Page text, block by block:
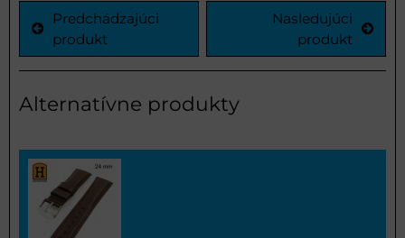
Predchádzajúci
produkt
Nasledujúci
produkt
Alternatívne produkty